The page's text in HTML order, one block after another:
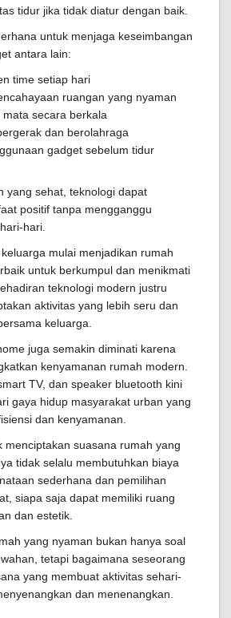
tidur jika tidak diatur dengan baik.
untuk menjaga keseimbangan
antara lain:
time setiap hari
ruangan yang nyaman
mata secara berkala
dan berolahraga
gadget sebelum tidur
yang sehat, teknologi dapat
positif tanpa mengganggu
hari.
mulai menjadikan rumah
untuk berkumpul dan menikmati
teknologi modern justru
aktivitas yang lebih seru dan
keluarga.
juga semakin diminati karena
kenyamanan rumah modern.
TV, dan speaker bluetooth kini
gaya hidup masyarakat urban yang
dan kenyamanan.
menciptakan suasana rumah yang
tidak selalu membutuhkan biaya
sederhana dan pemilihan
siapa saja dapat memiliki ruang
dan estetik.
yang nyaman bukan hanya soal
tetapi bagaimana seseorang
yang membuat aktivitas sehari-
dan menenangkan.